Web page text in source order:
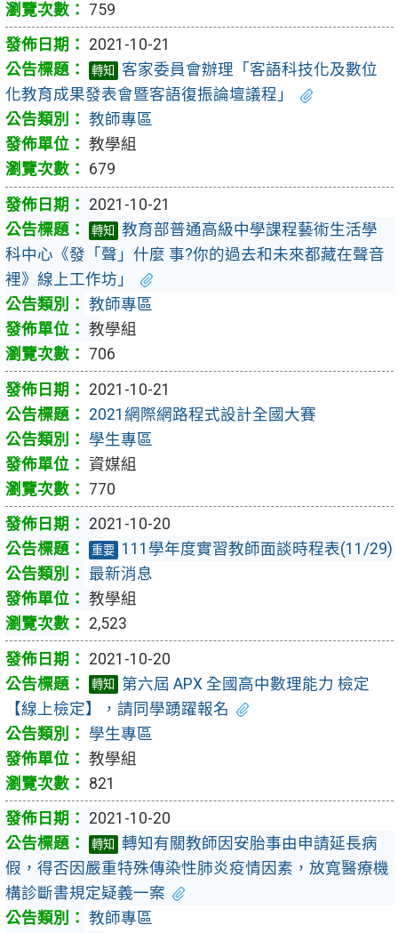
759
2021-10-21
轉知
客家委員會辦理「客語科技化及數位
化教育成果發表會暨客語復振論壇議程」
教師專區
教學組
679
2021-10-21
轉知
教育部普通高級中學課程藝術生活學
科中心《發「聲」什麼 事?你的過去和未來都藏在聲音
裡》線上工作坊」
教師專區
教學組
706
2021-10-21
2021網際網路程式設計全國大賽
學生專區
資媒組
770
2021-10-20
重要 111學年度實習教師面談時程表(11/29)
最新消息
教學組
2,523
2021-10-20
轉知
第六屆 APX 全國高中數理能力 檢定
【線上檢定】，請同學踴躍報名
學生專區
教學組
821
2021-10-20
轉知
轉知有關教師因安胎事由申請延長病
假，得否因嚴重特殊傳染性肺炎疫情因素，放寬醫療機
構診斷書規定疑義一案
教師專區